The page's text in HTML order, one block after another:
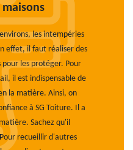
les intempéries
effet, il faut réaliser des
les protéger. Pour
il est indispensable de
la matière. Ainsi, on
à SG Toiture. Il a
Sachez qu'il
recueillir d'autres